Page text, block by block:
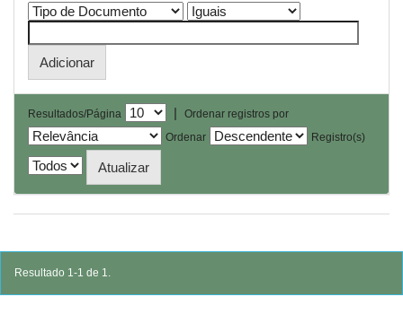
Resultados/Página |
Ordenar registros por
Ordenar
Registro(s)
Resultado 1-1 de 1.